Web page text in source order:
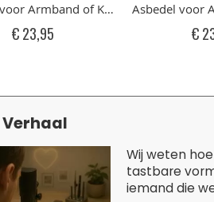
Armband of Ketting Klein
€ 23,95
Asbedel voor
€
Verhaal
Wij weten
tastbare
iemand die